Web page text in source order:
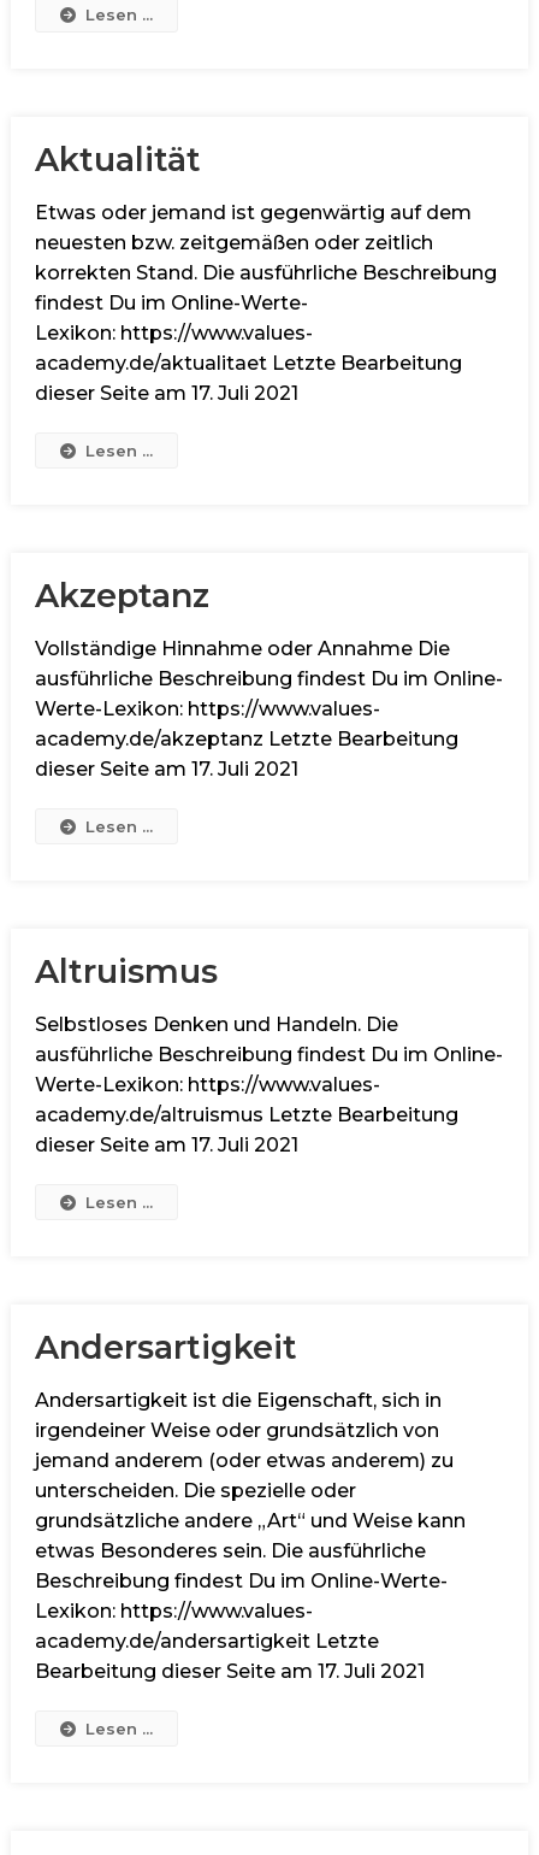
Lesen ...
Aktualität
Etwas oder jemand ist gegenwärtig auf dem
neuesten bzw. zeitgemäßen oder zeitlich
korrekten Stand. Die ausführliche Beschreibung
findest Du im Online-Werte-
Lexikon: https://www.values-
academy.de/aktualitaet Letzte Bearbeitung
dieser Seite am 17. Juli 2021
Lesen ...
Akzeptanz
Vollständige Hinnahme oder Annahme Die
ausführliche Beschreibung findest Du im Online-
Werte-Lexikon: https://www.values-
academy.de/akzeptanz Letzte Bearbeitung
dieser Seite am 17. Juli 2021
Lesen ...
Altruismus
Selbstloses Denken und Handeln. Die
ausführliche Beschreibung findest Du im Online-
Werte-Lexikon: https://www.values-
academy.de/altruismus Letzte Bearbeitung
dieser Seite am 17. Juli 2021
Lesen ...
Andersartigkeit
Andersartigkeit ist die Eigenschaft, sich in
irgendeiner Weise oder grundsätzlich von
jemand anderem (oder etwas anderem) zu
unterscheiden. Die spezielle oder
grundsätzliche andere „Art“ und Weise kann
etwas Besonderes sein. Die ausführliche
Beschreibung findest Du im Online-Werte-
Lexikon: https://www.values-
academy.de/andersartigkeit Letzte
Bearbeitung dieser Seite am 17. Juli 2021
Lesen ...